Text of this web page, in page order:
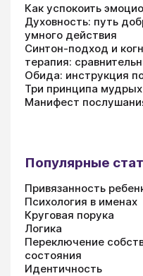
Как успокоить
Духовность: путь
умного действия
Синтон-подход и
терапия:
Обида: инструкция
Три принципа
Манифест
Популярные
Привязанность
Психология в именах
Круговая порука
Логика
Переключение
состояния
Идентичность